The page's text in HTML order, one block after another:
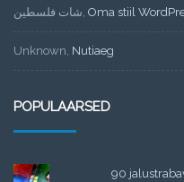
شات فلسطين, Oma stiil
Unknown, Nutiaeg
POPULAARSED
90